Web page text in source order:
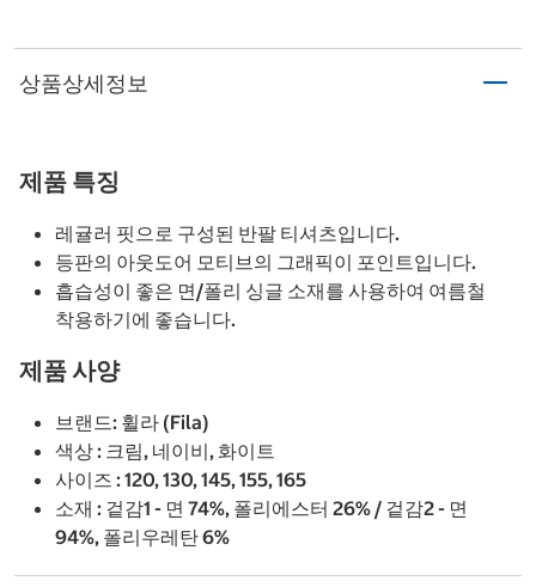
상품상세정보
제품 특징
레귤러 핏으로 구성된 반팔 티셔츠입니다.
등판의 아웃도어 모티브의 그래픽이 포인트입니다.
흡습성이 좋은 면/폴리 싱글 소재를 사용하여 여름철
착용하기에 좋습니다.
제품 사양
브랜드: 휠라 (Fila)
색상 : 크림, 네이비, 화이트
사이즈 : 120, 130, 145, 155, 165
소재 : 겉감1 - 면 74%, 폴리에스터 26% / 겉감2 - 면
94%, 폴리우레탄 6%